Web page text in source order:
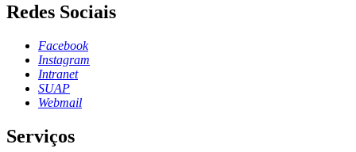
Redes Sociais
Facebook
Instagram
Intranet
SUAP
Webmail
Serviços